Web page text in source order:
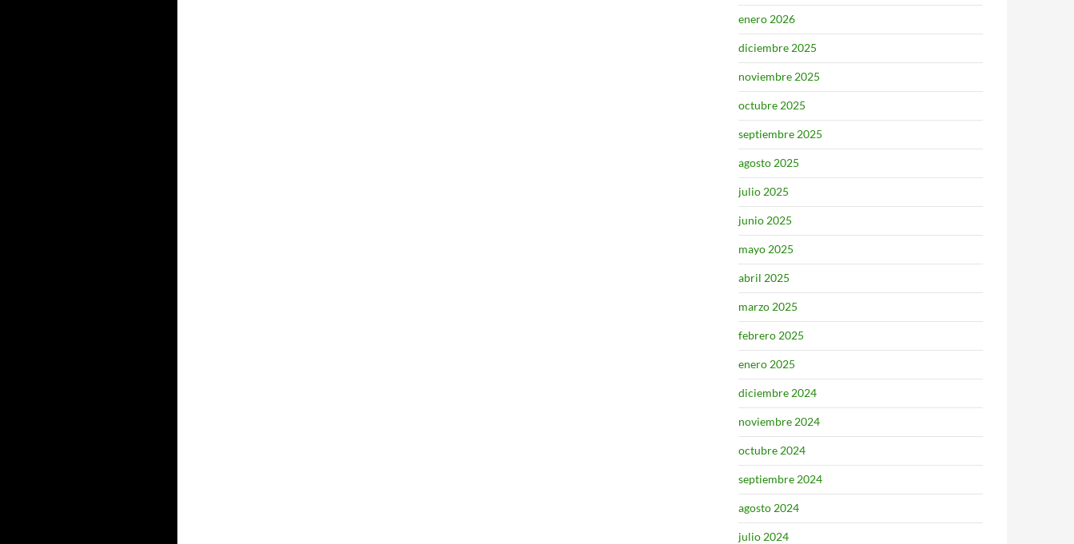
enero 2026
diciembre 2025
noviembre 2025
octubre 2025
septiembre 2025
agosto 2025
julio 2025
junio 2025
mayo 2025
abril 2025
marzo 2025
febrero 2025
enero 2025
diciembre 2024
noviembre 2024
octubre 2024
septiembre 2024
agosto 2024
julio 2024